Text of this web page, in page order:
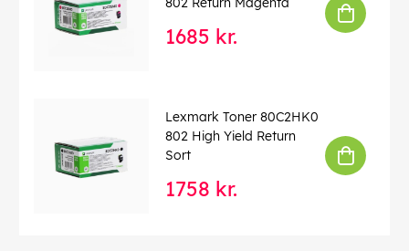
1685 kr.
Lexmark Toner 80C2HK0
802 High Yield Return
Sort
1758 kr.